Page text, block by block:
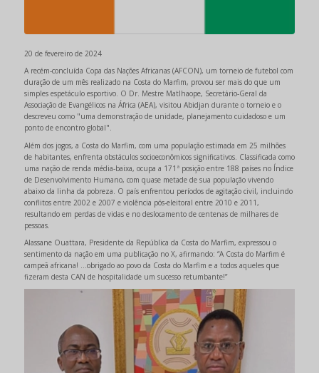
20 de fevereiro de 2024
A recém-concluída Copa das Nações Africanas (AFCON), um torneio de futebol com
duração de um mês realizado na Costa do Marfim, provou ser mais do que um
simples espetáculo esportivo. O Dr. Mestre Matlhaope, Secretário-Geral da
Associação de Evangélicos na África (AEA), visitou Abidjan durante o torneio e o
descreveu como "uma demonstração de unidade, planejamento cuidadoso e um
ponto de encontro global".
Além dos jogos, a Costa do Marfim, com uma população estimada em 25 milhões
de habitantes, enfrenta obstáculos socioeconômicos significativos. Classificada como
uma nação de renda média-baixa, ocupa a 171ª posição entre 188 países no Índice
de Desenvolvimento Humano, com quase metade de sua população vivendo
abaixo da linha da pobreza. O país enfrentou períodos de agitação civil, incluindo
conflitos entre 2002 e 2007 e violência pós-eleitoral entre 2010 e 2011,
resultando em perdas de vidas e no deslocamento de centenas de milhares de
pessoas.
Alassane Ouattara, Presidente da República da Costa do Marfim, expressou o
sentimento da nação em uma publicação no X, afirmando: “A Costa do Marfim é
campeã africana! ...obrigado ao povo da Costa do Marfim e a todos aqueles que
fizeram desta CAN de hospitalidade um sucesso retumbante!”